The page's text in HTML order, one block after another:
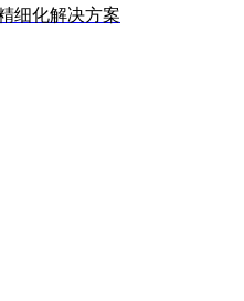
细化解决方案